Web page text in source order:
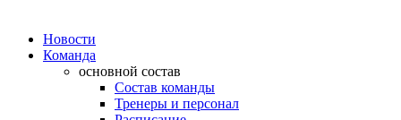
Новости
Команда
основной состав
Состав команды
Тренеры и персонал